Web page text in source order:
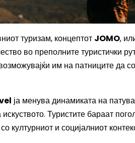
туризам, концептот JOMO,
во преполните туристички
им на патниците да
ја менува динамиката на
Туристите бараат
културниот и социјалниот